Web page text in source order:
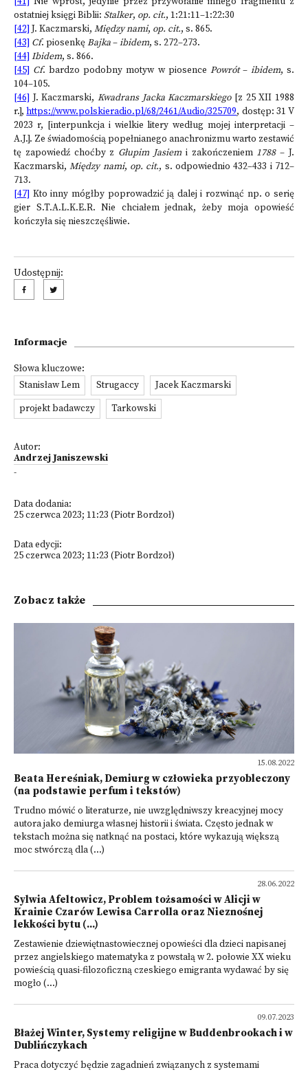
ostatniej księgi Biblii: Stalker, op. cit., 1:21:11–1:22:30
[42] J. Kaczmarski, Między nami, op. cit., s. 865.
[43] Cf. piosenkęBajka–ibidem, s. 272–273.
[44] Ibidem, s. 866.
[45] Cf. bardzo podobny motyw w piosence Powrót– ibidem, s.
104–105.
[46] J. Kaczmarski, Kwadrans Jacka Kaczmarskiego[z 25 XII 1988
r.],https://www.polskieradio.pl/68/2461/Audio/325709, dostęp: 31 V
2023 r, [interpunkcja i wielkie litery według mojej interpretacji –
A.J.]. Ze świadomością popełnianego anachronizmu warto zestawić
tę zapowiedź choćby z Głupim Jasiem i zakończeniem 1788– J.
Kaczmarski,Między nami, op. cit., s. odpowiednio 432–433 i 712–
713.
[47] Kto inny mógłby poprowadzić ją dalej i rozwinąć np. o serię
gier S.T.A.L.K.E.R. Nie chciałem jednak, żeby moja opowieść
kończyła się nieszczęśliwie.
Udostępnij:
Informacje
Słowa kluczowe:
Stanisław Lem
Strugaccy
Jacek Kaczmarski
projekt badawczy
Tarkowski
Autor:
Andrzej Janiszewski
-
Data dodania:
25 czerwca 2023; 11:23 (Piotr Bordzoł)
Data edycji:
25 czerwca 2023; 11:23 (Piotr Bordzoł)
Zobacz także
15.08.2022
Beata Hereśniak, Demiurg w człowieka przyobleczony
(na podstawie perfum i tekstów)
Trudno mówić o literaturze, nie uwzględniwszy kreacyjnej mocy
autora jako demiurga własnej historii i świata. Często jednak w
tekstach można się natknąć na postaci, które wykazują większą
moc stwórczą dla (...)
28.06.2022
Sylwia Afeltowicz, Problem tożsamości w Alicji w
Krainie Czarów Lewisa Carrolla oraz Nieznośnej
lekkości bytu (...)
Zestawienie dziewiętnastowiecznej opowieści dla dzieci napisanej
przez angielskiego matematyka z powstałą w 2. połowie XX wieku
powieścią quasi-filozoficzną czeskiego emigranta wydawać by się
mogło (...)
09.07.2023
Błażej Winter, Systemy religijne w Buddenbrookach i w
Dublińczykach
Praca dotyczyć będzie zagadnień związanych z systemami